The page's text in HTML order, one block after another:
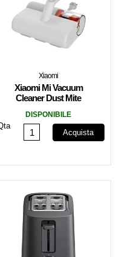
Xiaomi
Xiaomi Mi Vacuum
Cleaner Dust Mite
DISPONIBILE
Acquista